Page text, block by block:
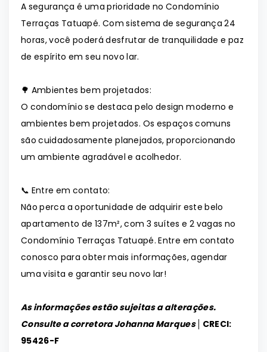
A segurança é uma prioridade no Condomínio
Terraças Tatuapé. Com sistema de segurança 24
horas, você poderá desfrutar de tranquilidade e paz
de espírito em seu novo lar.
🌳 Ambientes bem projetados:
O condomínio se destaca pelo design moderno e
ambientes bem projetados. Os espaços comuns
são cuidadosamente planejados, proporcionando
um ambiente agradável e acolhedor.
📞 Entre em contato:
Não perca a oportunidade de adquirir este belo
apartamento de 137m², com 3 suítes e 2 vagas no
Condomínio Terraças Tatuapé. Entre em contato
conosco para obter mais informações, agendar
uma visita e garantir seu novo lar!
As informações estão sujeitas a alterações.
Consulte a corretora Johanna Marques │ CRECI:
95426-F